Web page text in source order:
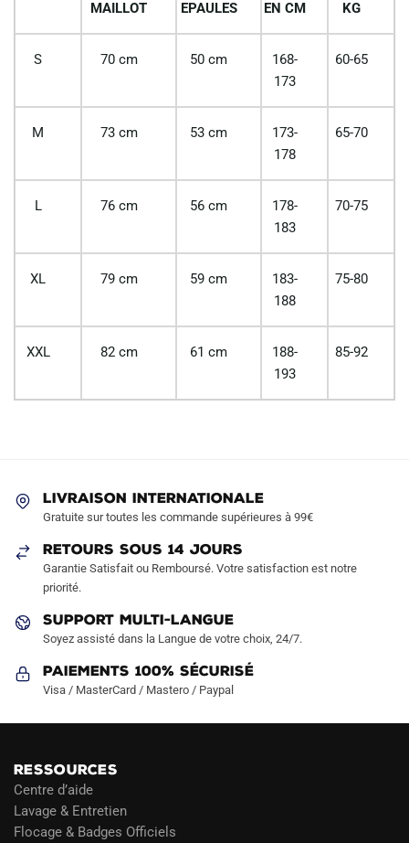
MAILLOT
EPAULES
EN CM
KG
S 70 cm 50 cm
168-
173
60-65
M 73 cm 53 cm
173-
178
65-70
L 76 cm 56 cm
178-
183
70-75
XL 79 cm 59 cm
183-
188
75-80
XXL 82 cm 61 cm
188-
193
85-92
LIVRAISON INTERNATIONALE
Gratuite sur toutes les commande supérieures à 99€
RETOURS SOUS 14 JOURS
Garantie Satisfait ou Remboursé. Votre satisfaction est notre
priorité.
SUPPORT MULTI-LANGUE
Soyez assisté dans la Langue de votre choix, 24/7.
Paiements 100% Sécurisé
Visa / MasterCard / Mastero / Paypal
RESSOURCES
Centre d’aide
Lavage & Entretien
Flocage & Badges Officiels